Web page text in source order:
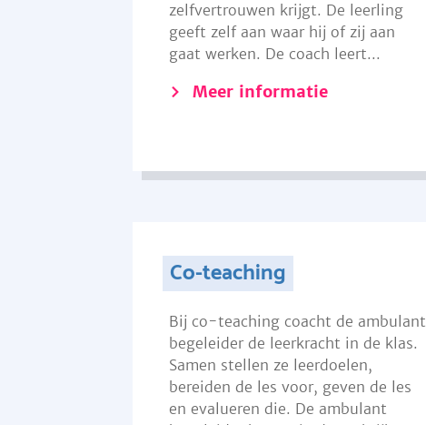
zelfvertrouwen krijgt. De leerling
geeft zelf aan waar hij of zij aan
gaat werken. De coach leert...
Meer informatie
Co-teaching
Bij co-teaching coacht de ambulant
begeleider de leerkracht in de klas.
Samen stellen ze leerdoelen,
bereiden de les voor, geven de les
en evalueren die. De ambulant